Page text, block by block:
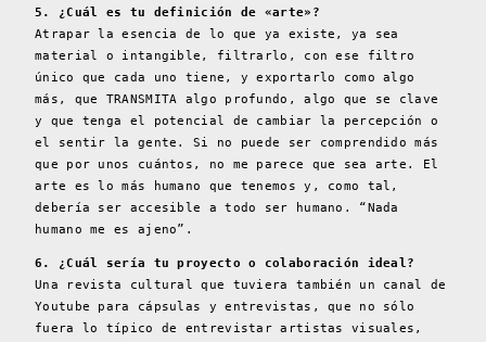
5. ¿Cuál es tu definición de «arte»?
Atrapar la esencia de lo que ya existe, ya sea
material o intangible, filtrarlo, con ese filtro
único que cada uno tiene, y exportarlo como algo
más, que TRANSMITA algo profundo, algo que se clave
y que tenga el potencial de cambiar la percepción o
el sentir la gente. Si no puede ser comprendido más
que por unos cuántos, no me parece que sea arte. El
arte es lo más humano que tenemos y, como tal,
debería ser accesible a todo ser humano. “Nada
humano me es ajeno”.
6. ¿Cuál sería tu proyecto o colaboración ideal?
Una revista cultural que tuviera también un canal de
Youtube para cápsulas y entrevistas, que no sólo
fuera lo típico de entrevistar artistas visuales,